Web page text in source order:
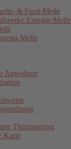
& Forst-Meile
Energie-Meile
Meile
Anwohner
Thüringentag
Karte